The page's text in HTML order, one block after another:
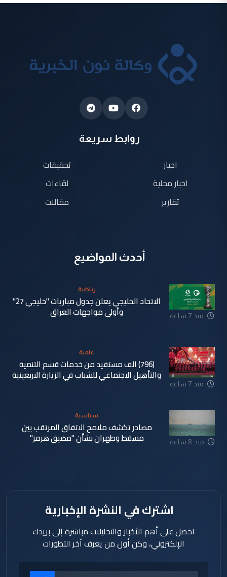
روابط سريعة
اخبار
اخبار محلية
تقارير
تحقيقات
لقاءات
مقالات
أحدث المواضيع
منذ 7 ساعة
رياضية
الاتحاد الخليجي يعلن جدول مباريات "خليجي 27"
وأولى مواجهات العراق
منذ 7 ساعة
علمية
(796) الف مستفيد من خدمات قسم التنمية
والتأهيل الاجتماعي للشباب في الزيارة الاربعينية
منذ 8 ساعة
سياسية
مصادر تكشف ملامح الاتفاق المرتقب بين
مسقط وطهران بشأن "مضيق هرمز"
اشترك في النشرة الإخبارية
احصل على أهم الأخبار والتحليلات مباشرة إلى بريدك
الإلكتروني، وكن أول من يعرف آخر التطورات